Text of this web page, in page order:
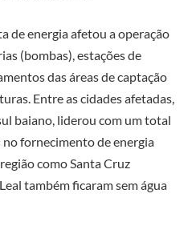
de energia afetou a operação
(bombas), estações de
das áreas de captação
Entre as cidades afetadas,
baiano, liderou com um total
fornecimento de energia
como Santa Cruz
também ficaram sem água